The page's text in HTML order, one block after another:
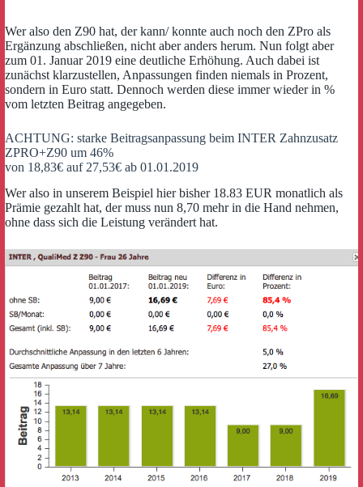
Wer also den Z90 hat, der kann/ konnte auch noch den ZPro als
Ergänzung abschließen, nicht aber anders herum. Nun folgt aber
zum 01. Januar 2019 eine deutliche Erhöhung. Auch dabei ist
zunächst klarzustellen, Anpassungen finden niemals in Prozent,
sondern in Euro statt. Dennoch werden diese immer wieder in %
vom letzten Beitrag angegeben.
ACHTUNG: starke Beitragsanpassung beim INTER Zahnzusatz
ZPRO+Z90 um 46%
von 18,83€ auf 27,53€ ab 01.01.2019
Wer also in unserem Beispiel hier bisher 18.83 EUR monatlich als
Prämie gezahlt hat, der muss nun 8,70 mehr in die Hand nehmen,
ohne dass sich die Leistung verändert hat.